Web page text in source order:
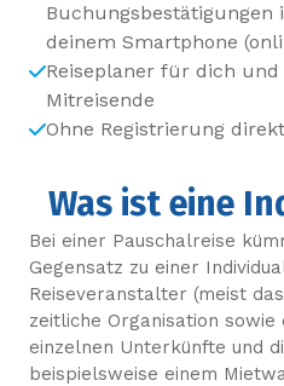
deinem Smartphone
Reiseplaner für dich
Mitreisende
Ohne Registrierung
Was ist eine
Bei einer Pauschalreise
Gegensatz zu einer
Reiseveranstalter (meist
zeitliche Organisation sowie
einzelnen Unterkünfte und
beispielsweise einem